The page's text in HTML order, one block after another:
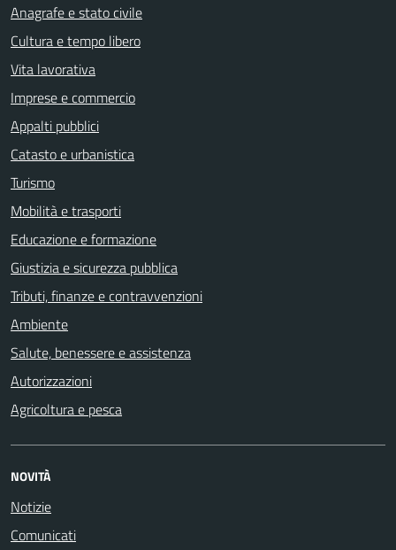
Anagrafe e stato civile
Cultura e tempo libero
Vita lavorativa
Imprese e commercio
Appalti pubblici
Catasto e urbanistica
Turismo
Mobilità e trasporti
Educazione e formazione
Giustizia e sicurezza pubblica
Tributi, finanze e contravvenzioni
Ambiente
Salute, benessere e assistenza
Autorizzazioni
Agricoltura e pesca
NOVITÀ
Notizie
Comunicati